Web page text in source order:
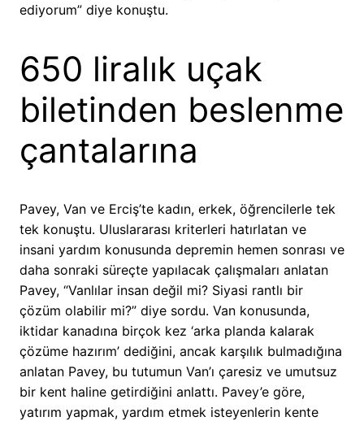
ediyorum” diye konuştu.
650 liralık uçak
biletinden beslenme
çantalarına
Pavey, Van ve Erciş’te kadın, erkek, öğrencilerle tek
tek konuştu. Uluslararası kriterleri hatırlatan ve
insani yardım konusunda depremin hemen sonrası ve
daha sonraki süreçte yapılacak çalışmaları anlatan
Pavey, “Vanlılar insan değil mi? Siyasi rantlı bir
çözüm olabilir mi?” diye sordu. Van konusunda,
iktidar kanadına birçok kez ‘arka planda kalarak
çözüme hazırım’ dediğini, ancak karşılık bulmadığına
anlatan Pavey, bu tutumun Van’ı çaresiz ve umutsuz
bir kent haline getirdiğini anlattı. Pavey’e göre,
yatırım yapmak, yardım etmek isteyenlerin kente